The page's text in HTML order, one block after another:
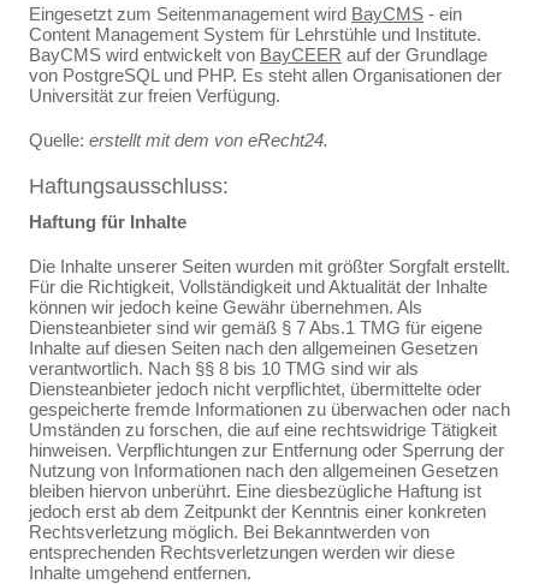
Eingesetzt zum Seitenmanagement wird BayCMS - ein
Content Management System für Lehrstühle und Institute.
BayCMS wird entwickelt von BayCEER auf der Grundlage
von PostgreSQL und PHP. Es steht allen Organisationen der
Universität zur freien Verfügung.
Quelle: erstellt mit dem von eRecht24.
Haftungsausschluss:
Haftung für Inhalte
Die Inhalte unserer Seiten wurden mit größter Sorgfalt erstellt.
Für die Richtigkeit, Vollständigkeit und Aktualität der Inhalte
können wir jedoch keine Gewähr übernehmen. Als
Diensteanbieter sind wir gemäß § 7 Abs.1 TMG für eigene
Inhalte auf diesen Seiten nach den allgemeinen Gesetzen
verantwortlich. Nach §§ 8 bis 10 TMG sind wir als
Diensteanbieter jedoch nicht verpflichtet, übermittelte oder
gespeicherte fremde Informationen zu überwachen oder nach
Umständen zu forschen, die auf eine rechtswidrige Tätigkeit
hinweisen. Verpflichtungen zur Entfernung oder Sperrung der
Nutzung von Informationen nach den allgemeinen Gesetzen
bleiben hiervon unberührt. Eine diesbezügliche Haftung ist
jedoch erst ab dem Zeitpunkt der Kenntnis einer konkreten
Rechtsverletzung möglich. Bei Bekanntwerden von
entsprechenden Rechtsverletzungen werden wir diese
Inhalte umgehend entfernen.